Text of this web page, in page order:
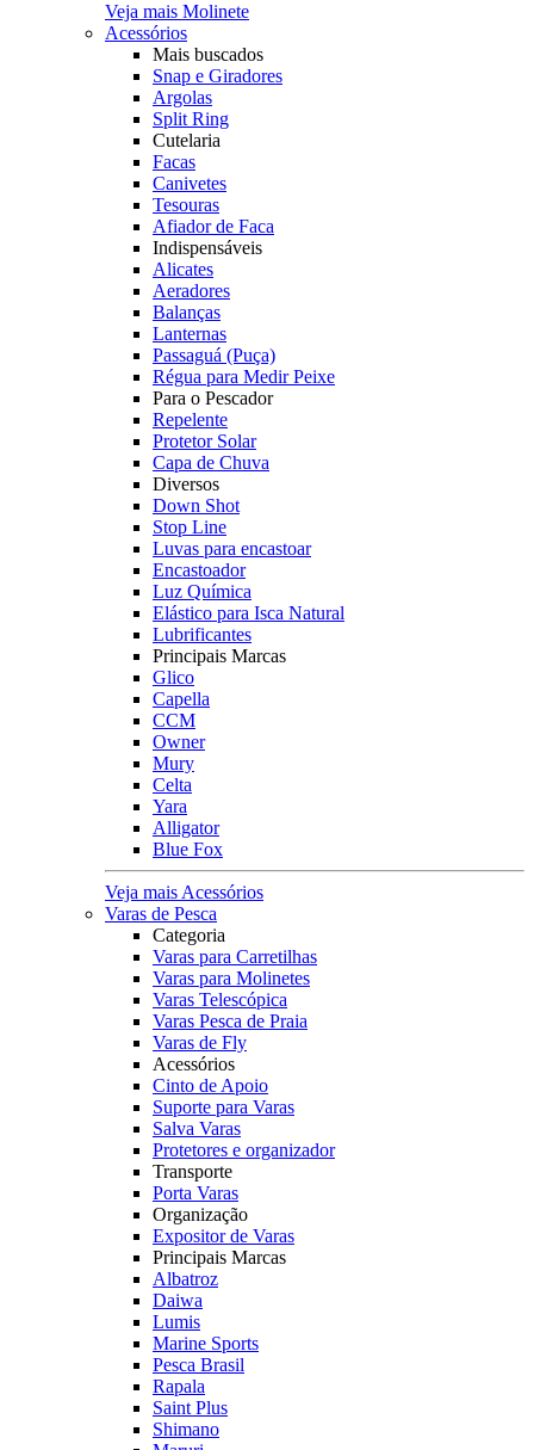
Veja mais Molinete
Acessórios
Mais buscados
Snap e Giradores
Argolas
Split Ring
Cutelaria
Facas
Canivetes
Tesouras
Afiador de Faca
Indispensáveis
Alicates
Aeradores
Balanças
Lanternas
Passaguá (Puça)
Régua para Medir Peixe
Para o Pescador
Repelente
Protetor Solar
Capa de Chuva
Diversos
Down Shot
Stop Line
Luvas para encastoar
Encastoador
Luz Química
Elástico para Isca Natural
Lubrificantes
Principais Marcas
Glico
Capella
CCM
Owner
Mury
Celta
Yara
Alligator
Blue Fox
Veja mais Acessórios
Varas de Pesca
Categoria
Varas para Carretilhas
Varas para Molinetes
Varas Telescópica
Varas Pesca de Praia
Varas de Fly
Acessórios
Cinto de Apoio
Suporte para Varas
Salva Varas
Protetores e organizador
Transporte
Porta Varas
Organização
Expositor de Varas
Principais Marcas
Albatroz
Daiwa
Lumis
Marine Sports
Pesca Brasil
Rapala
Saint Plus
Shimano